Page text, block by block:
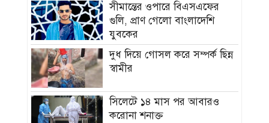
সীমান্তের ওপারে বিএসএফের
গুলি, প্রাণ গেলো বাংলাদেশি
যুবকের
দুধ দিয়ে গোসল করে সম্পর্ক ছিন্ন
স্বামীর
সিলেটে ১৪ মাস পর আবারও
করোনা শনাক্ত